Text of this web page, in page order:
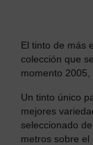
El tinto de más
colección que
momento
Un tinto único
mejores
seleccionado
metros sobre el